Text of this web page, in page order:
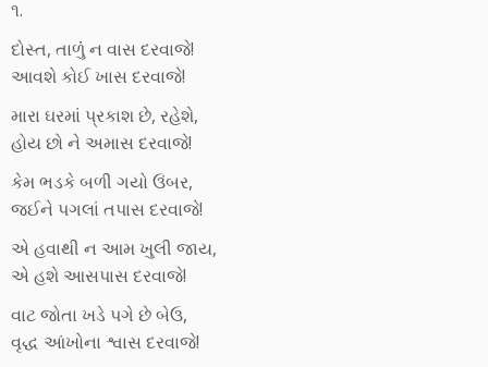
૧.
દોસ્ત, તાળુંં ન વાસ દરવાજે!
આવશે કોઈ ખાસ દરવાજે!
મારા ઘરમાં પ્રકાશ છે, રહેશે,
હોય છો ને અમાસ દરવાજે!
કેમ ભડકે બળી ગયો ઉંબર,
જઈને પગલાં તપાસ દરવાજે!
એ હવાથી ન આમ ખુલી જાય,
એ હશે આસપાસ દરવાજે!
વાટ જોતા ખડે પગે છે બેઉ,
વૃદ્ધ આંખોના શ્વાસ દરવાજે!